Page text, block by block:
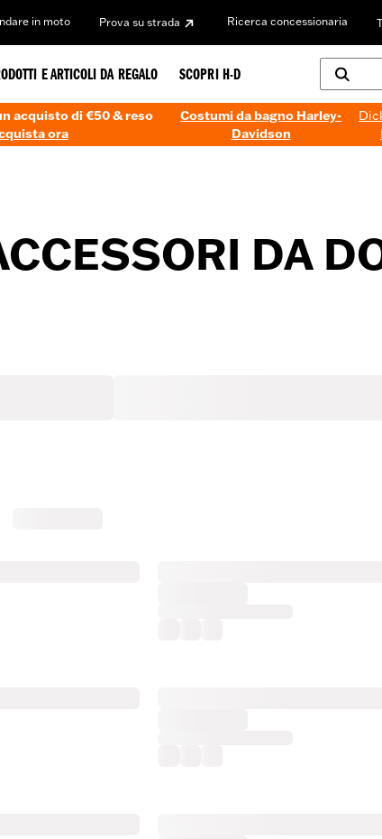
in moto Prova su strada Ricerca concessionaria
E ARTICOLI DA REGALO SCOPRI H-D
acquisto di €50 & reso
ora
Costumi da bagno Harley-
Davidson
DA